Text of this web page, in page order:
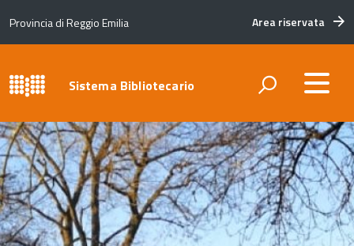
Provincia di Reggio Emilia Area riservata
Sistema Bibliotecario